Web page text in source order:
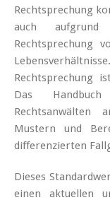
Rechtsprechung
auch
Rechtsprechung
Rechtsprechung
Das
Rechtsanwälten
Mustern und
differenzierten
Dieses
einen aktuellen